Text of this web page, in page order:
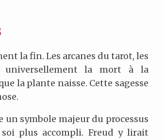
la fin. Les arcanes du tarot, les
universellement la mort à la
la plante naisse. Cette sagesse
un symbole majeur du processus
plus accompli. Freud y lirait